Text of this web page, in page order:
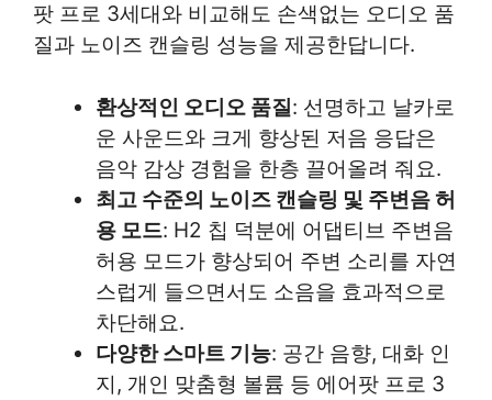
팟 프로 3세대와 비교해도 손색없는 오디오 품
질과 노이즈 캔슬링 성능을 제공한답니다.
환상적인 오디오 품질: 선명하고 날카로
운 사운드와 크게 향상된 저음 응답은
음악 감상 경험을 한층 끌어올려 줘요.
최고 수준의 노이즈 캔슬링 및 주변음 허
용 모드: H2 칩 덕분에 어댑티브 주변음
허용 모드가 향상되어 주변 소리를 자연
스럽게 들으면서도 소음을 효과적으로
차단해요.
다양한 스마트 기능: 공간 음향, 대화 인
지, 개인 맞춤형 볼륨 등 에어팟 프로 3